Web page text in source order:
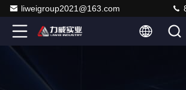
liweigroup2021@163.com